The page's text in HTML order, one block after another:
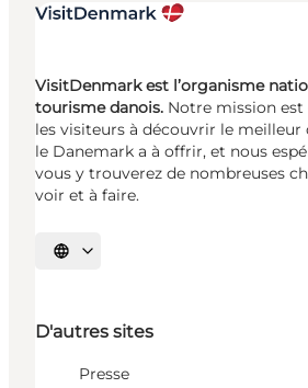
VisitDenmark est l’organisme
tourisme danois. Notre mission est
les visiteurs à découvrir le meilleur
le Danemark a à offrir, et nous
vous y trouverez de nombreuses
voir et à faire.
Choisissez la langue
D'autres sites
Presse